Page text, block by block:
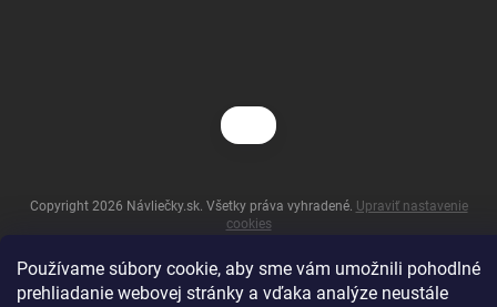
Používame súbory cookie, aby sme vám umožnili pohodlné
prehliadanie webovej stránky a vďaka analýze neustále
Vytvoril Shoptet
Copyright 2026 Návliečky.sk. Všetky práva vyhradené. Upraviť nastavenie
cookies